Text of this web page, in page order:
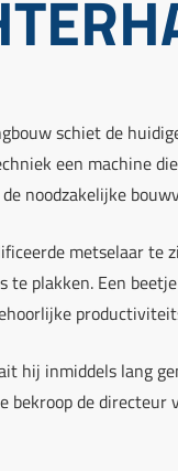
schiet de
een machine
noodzakelijke
metselaar te
plakken. Een
hij inmiddels lang
bekroop de directeur